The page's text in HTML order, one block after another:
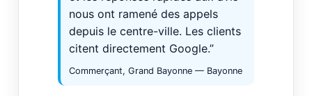
nous ont ramené des appels
depuis le centre-ville. Les clients
citent directement Google.”
Commerçant, Grand Bayonne — Bayonne